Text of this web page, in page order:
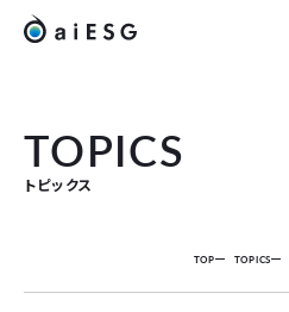
TOPICS
トピックス
TOP TOPICS